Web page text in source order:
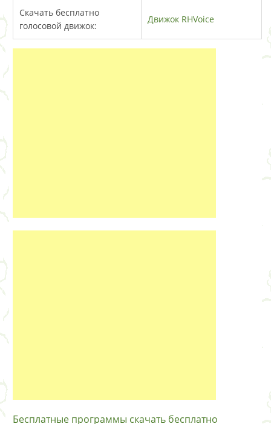
Скачать бесплатно
голосовой движок:
Движок RHVoice
Бесплатные программы скачать бесплатно